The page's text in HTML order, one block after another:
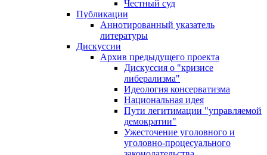
Честный суд
Публикации
Аннотированный указатель
литературы
Дискуссии
Архив предыдущего проекта
Дискуссия о "кризисе
либерализма"
Идеология консерватизма
Национальная идея
Пути легитимации "управляемой
демократии"
Ужесточение уголовного и
уголовно-процесуального